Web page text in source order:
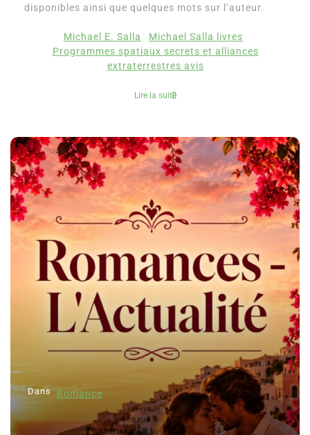
disponibles ainsi que quelques mots sur l’auteur.
Michael E. Salla
Michael Salla livres
Programmes spatiaux secrets et alliances
extraterrestres avis
Lire la suite
Dans Romance